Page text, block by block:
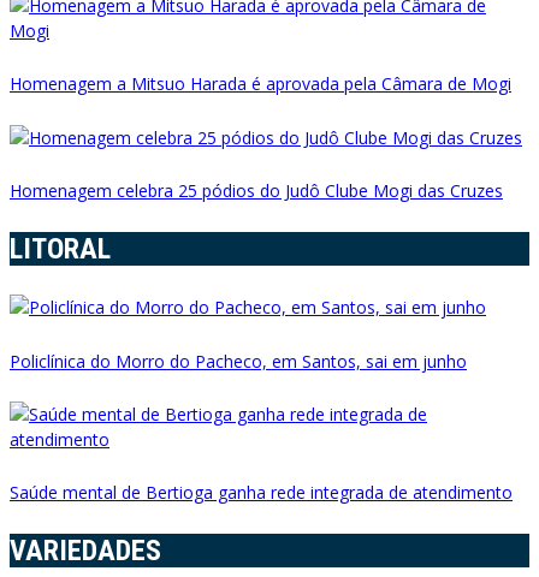
Homenagem a Mitsuo Harada é aprovada pela Câmara de Mogi
Homenagem celebra 25 pódios do Judô Clube Mogi das Cruzes
LITORAL
Policlínica do Morro do Pacheco, em Santos, sai em junho
Saúde mental de Bertioga ganha rede integrada de atendimento
VARIEDADES